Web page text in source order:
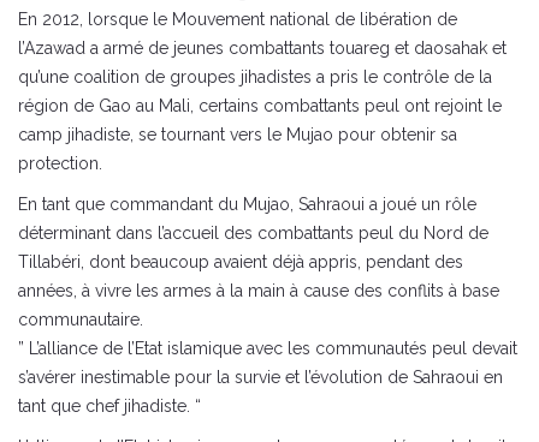
En 2012, lorsque le Mouvement national de libération de
l’Azawad a armé de jeunes combattants touareg et daosahak et
qu’une coalition de groupes jihadistes a pris le contrôle de la
région de Gao au Mali, certains combattants peul ont rejoint le
camp jihadiste, se tournant vers le Mujao pour obtenir sa
protection.
En tant que commandant du Mujao, Sahraoui a joué un rôle
déterminant dans l’accueil des combattants peul du Nord de
Tillabéri, dont beaucoup avaient déjà appris, pendant des
années, à vivre les armes à la main à cause des conflits à base
communautaire.
” L’alliance de l’Etat islamique avec les communautés peul devait
s’avérer inestimable pour la survie et l’évolution de Sahraoui en
tant que chef jihadiste. “